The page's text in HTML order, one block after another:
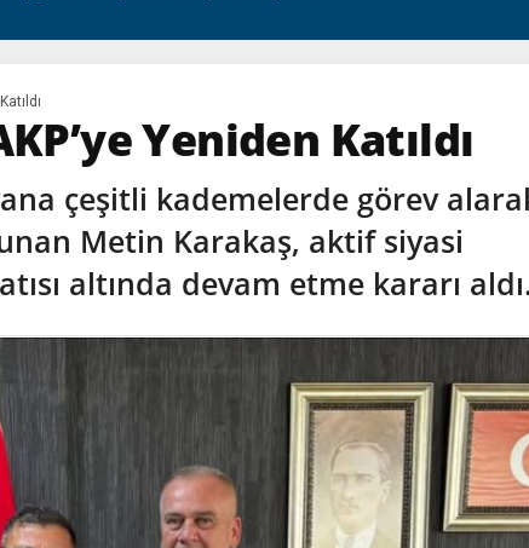
Yeniden Katıldı
çeşitli kademelerde görev
Metin Karakaş, aktif siyasi
altında devam etme kararı